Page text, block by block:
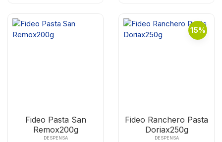
Fideo Pasta San
Remox200g
DESPENSA
15%
Fideo Ranchero Pasta
Doriax250g
DESPENSA